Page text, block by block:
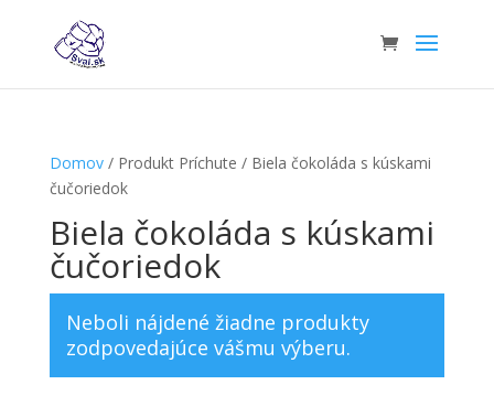
Domov/ Produkt Príchute / Biela čokoláda s kúskami
čučoriedok
Biela čokoláda s kúskami
čučoriedok
Neboli nájdené žiadne produkty
zodpovedajúce vášmu výberu.